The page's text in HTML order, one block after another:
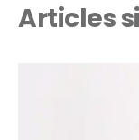
Articles